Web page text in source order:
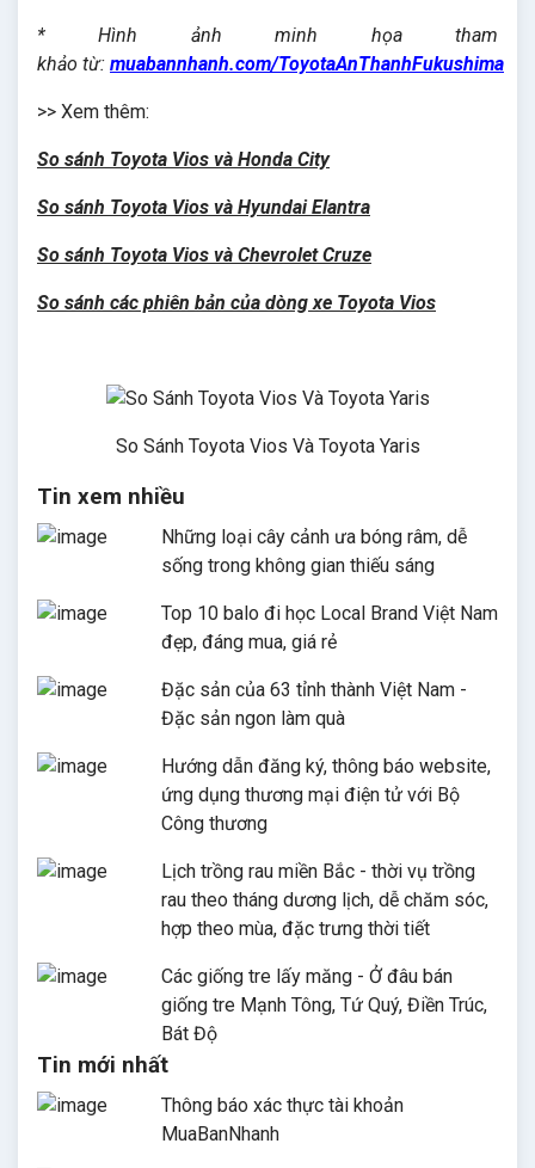
* Hình ảnh minh họa tham
khảo từ: muabannhanh.com/ToyotaAnThanhFukushima
>> Xem thêm:
So sánh Toyota Vios và Honda City
So sánh Toyota Vios và Hyundai Elantra
So sánh Toyota Vios và Chevrolet Cruze
So sánh các phiên bản của dòng xe Toyota Vios
So Sánh Toyota Vios Và Toyota Yaris
Tin xem nhiều
Những loại cây cảnh ưa bóng râm, dễ
sống trong không gian thiếu sáng
Top 10 balo đi học Local Brand Việt Nam
đẹp, đáng mua, giá rẻ
Đặc sản của 63 tỉnh thành Việt Nam -
Đặc sản ngon làm quà
Hướng dẫn đăng ký, thông báo website,
ứng dụng thương mại điện tử với Bộ
Công thương
Lịch trồng rau miền Bắc - thời vụ trồng
rau theo tháng dương lịch, dễ chăm sóc,
hợp theo mùa, đặc trưng thời tiết
Các giống tre lấy măng - Ở đâu bán
giống tre Mạnh Tông, Tứ Quý, Điền Trúc,
Bát Độ
Tin mới nhất
Thông báo xác thực tài khoản
MuaBanNhanh